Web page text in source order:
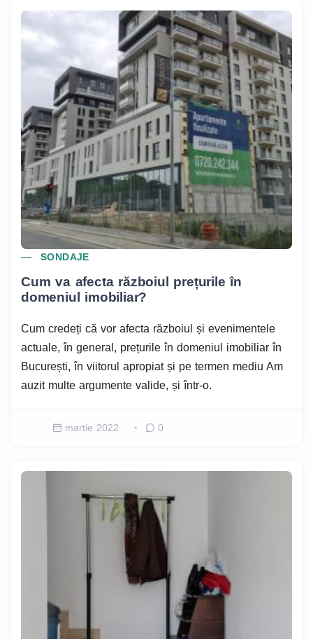
SONDAJE
Cum va afecta războiul prețurile în
domeniul imobiliar?
Cum credeți că vor afecta războiul și evenimentele
actuale, în general, prețurile în domeniul imobiliar în
București, în viitorul apropiat și pe termen mediu Am
auzit multe argumente valide, și într-o.
martie 2022 0